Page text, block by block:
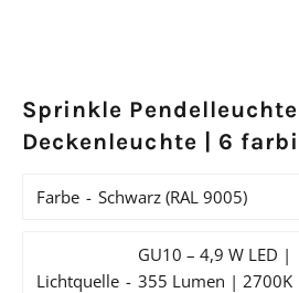
Sprinkle Pendelleuchte
Deckenleuchte | 6
Farbe
Lichtquelle